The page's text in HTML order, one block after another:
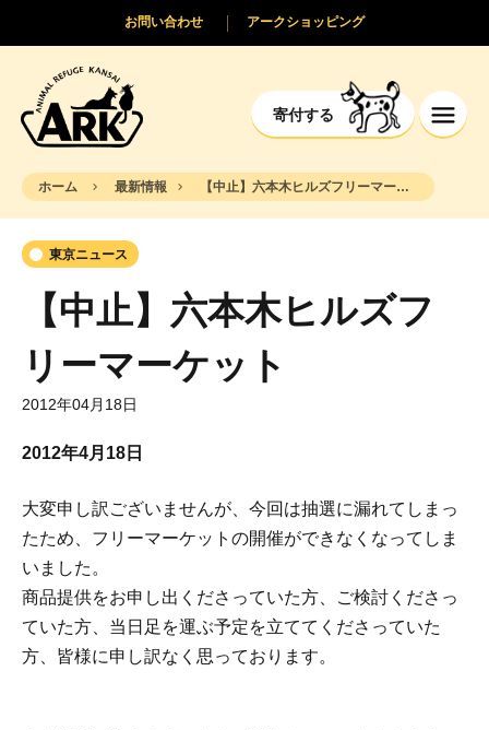
寄付する
アークショッピング
お問い合わせ
ホーム 最新情報 【中止】六本木ヒルズフリーマーケット
東京ニュース
【中止】六本木ヒルズフ
リーマーケット
2012年04月18日
2012年4月18日
大変申し訳ございませんが、今回は抽選に漏れてしまっ
たため、フリーマーケットの開催ができなくなってしま
いました。
商品提供をお申し出くださっていた方、ご検討くださっ
ていた方、当日足を運ぶ予定を立ててくださっていた
方、皆様に申し訳なく思っております。